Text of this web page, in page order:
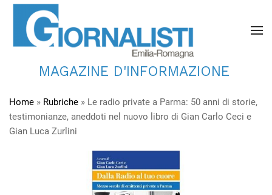
MAGAZINE D'INFORMAZIONE
Home » Rubriche » Le radio private a Parma: 50 anni di storie,
testimonianze, aneddoti nel nuovo libro di Gian Carlo Ceci e
Gian Luca Zurlini